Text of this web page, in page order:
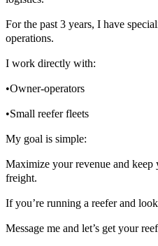
For the past 3 years, I have
operations.
I work directly with:
•Owner-operators
•Small reefer fleets
My goal is simple:
Maximize your revenue and
freight.
If you’re running a reefer and
Message me and let’s get your